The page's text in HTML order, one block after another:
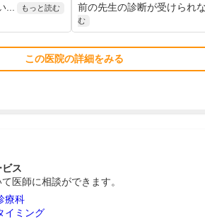
もっと読む
前の先生の診断が受けられ
む
この医院の詳細をみる
ス
医師に相談ができます。
療科
イミング